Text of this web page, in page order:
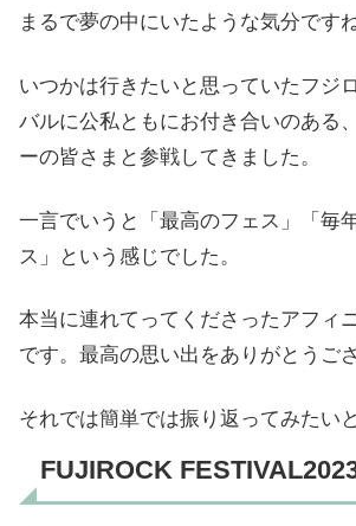
まるで夢の中にいたような気分ですね
いつかは行きたいと思っていたフジ
バルに公私ともにお付き合いのある
ーの皆さまと参戦してきました。
一言でいうと「最高のフェス」「毎
ス」という感じでした。
本当に連れてってくださったアフィ
です。最高の思い出をありがとうご
それでは簡単では振り返ってみたい
FUJIROCK